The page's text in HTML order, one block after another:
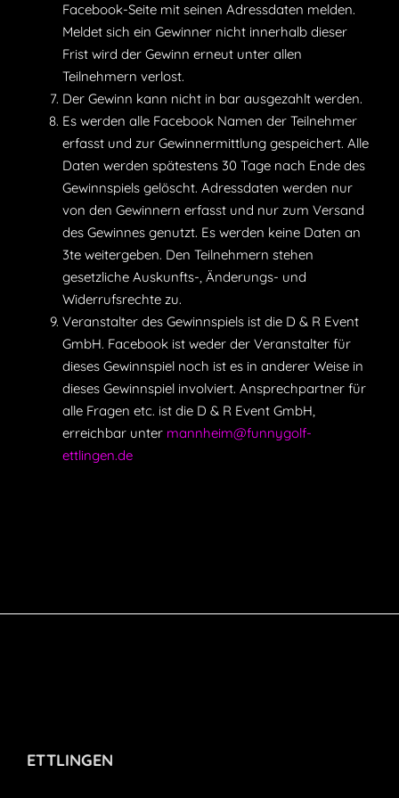
Facebook-Seite mit seinen Adressdaten melden.
Meldet sich ein Gewinner nicht innerhalb dieser
Frist wird der Gewinn erneut unter allen
Teilnehmern verlost.
Der Gewinn kann nicht in bar ausgezahlt werden.
Es werden alle Facebook Namen der Teilnehmer
erfasst und zur Gewinnermittlung gespeichert. Alle
Daten werden spätestens 30 Tage nach Ende des
Gewinnspiels gelöscht. Adressdaten werden nur
von den Gewinnern erfasst und nur zum Versand
des Gewinnes genutzt. Es werden keine Daten an
3te weitergeben. Den Teilnehmern stehen
gesetzliche Auskunfts-, Änderungs- und
Widerrufsrechte zu.
Veranstalter des Gewinnspiels ist die D & R Event
GmbH. Facebook ist weder der Veranstalter für
dieses Gewinnspiel noch ist es in anderer Weise in
dieses Gewinnspiel involviert. Ansprechpartner für
alle Fragen etc. ist die D & R Event GmbH,
erreichbar unter mannheim@funnygolf-
ettlingen.de
ETTLINGEN